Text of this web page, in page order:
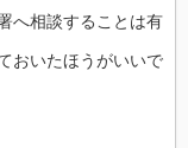
へ相談することは有
おいたほうがいいで